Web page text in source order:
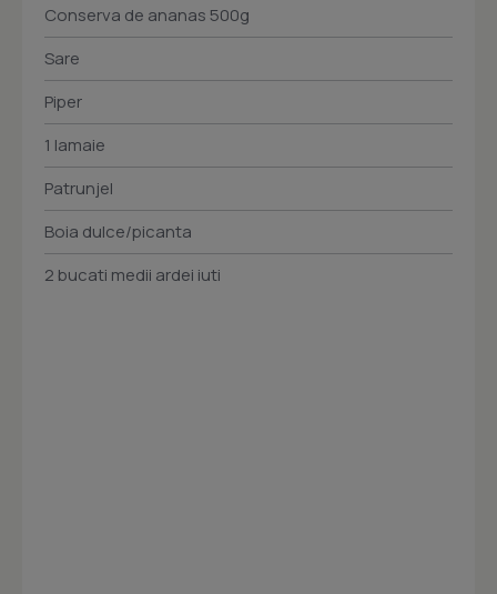
Conserva de ananas 500g
Sare
Piper
1 lamaie
Patrunjel
Boia dulce/picanta
2 bucati medii ardei iuti